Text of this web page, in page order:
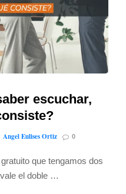
escuchar,
Angel Eulises Ortiz 0
que tengamos dos
el doble …